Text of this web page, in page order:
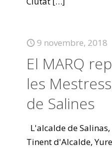
9 novembre, 2018
El MARQ
les
de Salines
L'alcalde de
Tinent d'Alcalde,